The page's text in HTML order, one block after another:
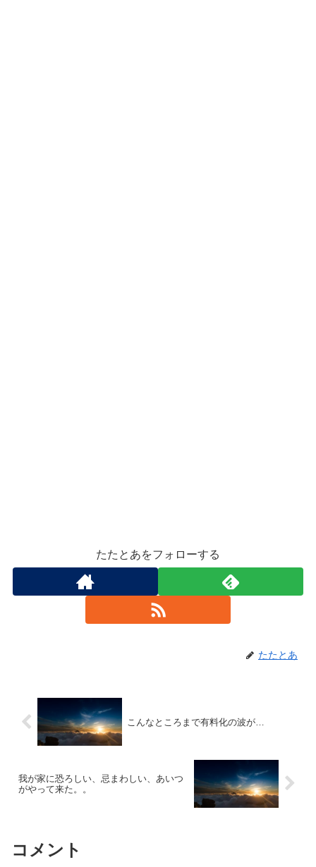
たたとあをフォローする
たたとあ
こんなところまで有料化の波が…
我が家に恐ろしい、忌まわしい、あいつ
がやって来た。。
コメント